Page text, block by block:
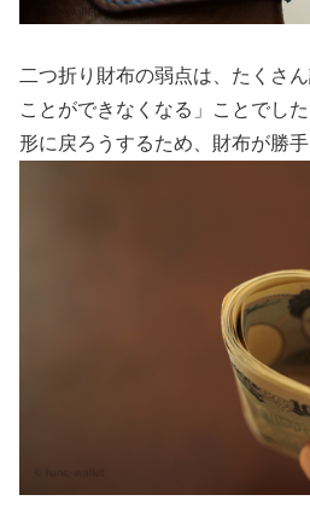
二つ折り財布の弱点は、たくさ
ことができなくなる」ことでし
形に戻ろうするため、財布が勝